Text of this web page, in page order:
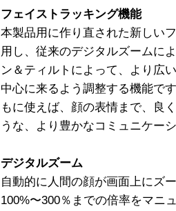
フェイストラッキング機能
本製品用に作り直された新しい
用し、従来のデジタルズームに
ン＆ティルトによって、より広
中心に来るよう調整する機能で
もに使えば、顔の表情まで、良
うな、より豊かなコミュニケー
デジタルズーム
自動的に人間の顔が画面上にズ
100%〜300％までの倍率をマニ